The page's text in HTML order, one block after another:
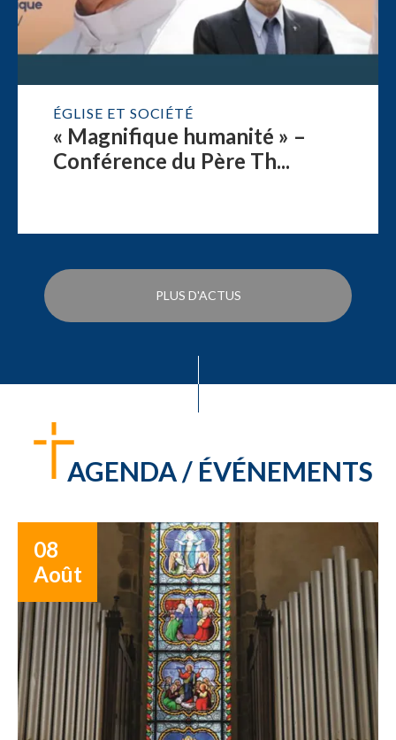
ÉGLISE ET SOCIÉTÉ
« Magnifique humanité » –
Conférence du Père Th...
PLUS D'ACTUS
AGENDA / ÉVÉNEMENTS
08
Août